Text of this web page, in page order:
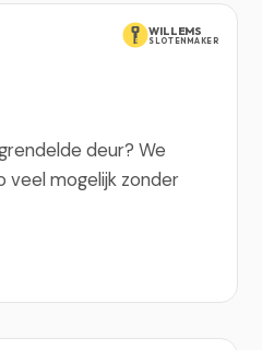
WILLEMS
SLOTENMAKER
deur? We
veel mogelijk zonder